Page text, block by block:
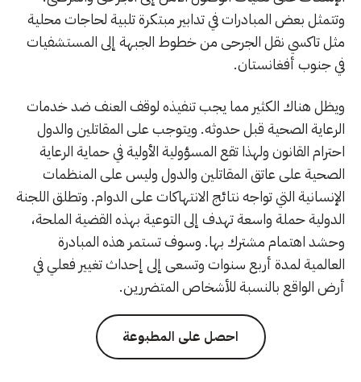
وتتمثل بعض المبادرات في تدابير مبتكرة تلبية لحاجات محلية
مثل تاكسي نقل الجرحى من خطوط الجبهة إلى المستشفيات
في جنوب أفغانستان.
ويظل هناك الكثير مما يجب تنفيذه لوقف العنف ضد خدمات
الرعاية الصحية قبل حدوثه. ويتوجب على المقاتلين والدول
احترام القانون ولهذا تقع المسؤولية الأولية في حماية الرعاية
الصحية على عاتق المقاتلين والدول وليس على المنظمات
الإنسانية التي تواجه نتائج الانتهاكات على الدوام. وتطلق اللجنة
الدولية حملة واسعة تهدف إلى التوعية بهذه القضية الملحة،
وحشد اهتمام مشترك بها. وسوف تستمر هذه المبادرة
العالمية لمدة أربع سنوات وتسعى إلى إحداث تغيير فعلي في
أرض الواقع بالنسبة للأشخاص المتضررين.
احصل على المطبوعة